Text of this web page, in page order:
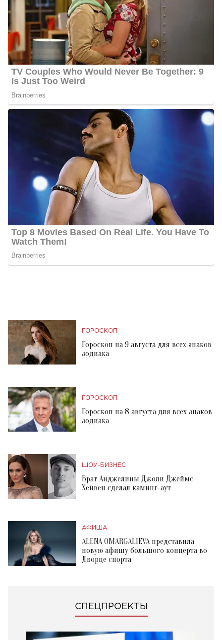
ГОРОСКОП
Гороскоп на 9 августа для всех знаков
зодиака
ГОРОСКОП
Гороскоп на 8 августа для всех знаков
зодиака
ШОУ-БИЗНЕС
Брат Анджелины Джоли Джеймс
Хейвен сделал каминг-аут
АФИША
ALENA OMARGALIEVA представила
новую афишу большого концерта во
Дворце спорта
СПЕЦПРОЕКТЫ